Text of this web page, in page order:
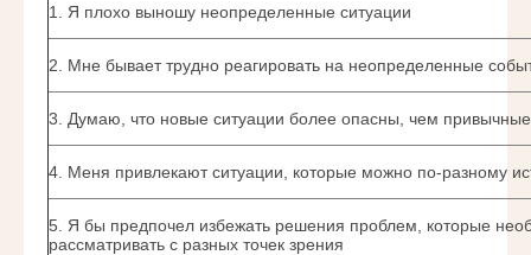
1. Я плохо выношу неопределенные ситуации
2. Мне бывает трудно реагировать на неопределенные
3. Думаю, что новые ситуации более опасны, чем привычные
4. Меня привлекают ситуации, которые можно по-разному
5. Я бы предпочел избежать решения проблем, которые
рассматривать с разных точек зрения